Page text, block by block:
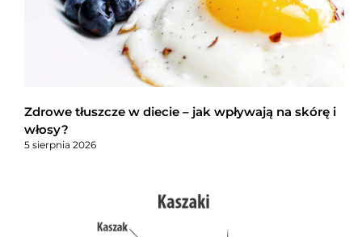
Zdrowe tłuszcze w diecie – jak wpływają na skórę i
włosy?
5 sierpnia 2026